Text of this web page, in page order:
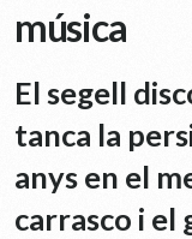
música
El segell
tanca la
anys en el
carrasco i el